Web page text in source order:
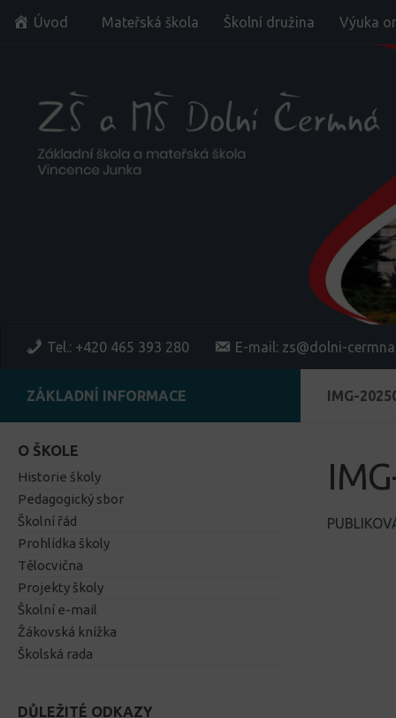
Skip to content
Úvod Mateřská škola Školní družina Výuka
Tel.: +420 465 393 280 E-mail: zs@dolni-
IMG-
ZÁKLADNÍ INFORMACE
O ŠKOLE
Historie školy
Pedagogický sbor
Školní řád
Prohlídka školy
Tělocvična
Projekty školy
Školní e-mail
Žákovská knížka
Školská rada
DŮLEŽITÉ ODKAZY